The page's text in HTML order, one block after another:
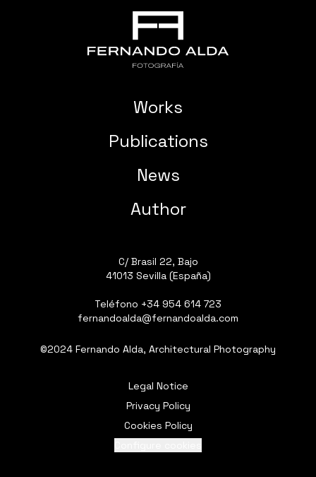
Works
Publications
News
Author
C/ Brasil 22, Bajo
41013 Sevilla (España)
Teléfono +34 954 614 723
fernandoalda@fernandoalda.com
©2024 Fernando Alda, Architectural Photography
Legal Notice
Privacy Policy
Cookies Policy